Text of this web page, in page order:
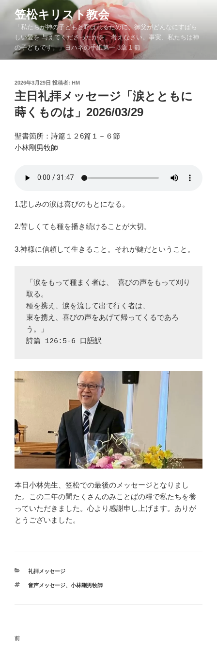
笠松キリスト教会
「私たちが神の子どもと呼ばれるために、御父がどんなにすばら
しい愛を 与えてくださったかを、考えなさい。事実、私たちは神
の子どもです。」ヨハネの手紙第一 3章 1 節
投
稿
日:
2026年3月29日 投稿者: HM
主日礼拝メッセージ「涙とともに
蒔くものは」2026/03/29
聖書箇所：詩篇１２6篇１－６節
小林剛男牧師
1.悲しみの涙は喜びのもとになる。
2.苦しくても種を播き続けることが大切。
3.神様に信頼して生きること。それが鍵だということ。
「涙をもって種まく者は、 喜びの声をもって刈り
取る。
種を携え、涙を流して出て行く者は、
束を携え、喜びの声をあげて帰ってくるであろ
う。」
‭‭詩篇‬ ‭126‬:‭5‬-‭6‬ 口語訳‬
本日小林先生、笠松での最後のメッセージとなりまし
た。この二年の間たくさんのみことばの糧で私たちを養
っていただきました。心より感謝申し上げます。ありが
とうございました。
カ
ゴ
礼拝メッセージ
タ
音声メッセージ、小林剛男牧師
投
前
前